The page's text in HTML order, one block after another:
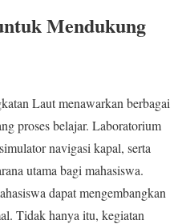
Mendukung
Laut menawarkan berbagai
proses belajar. Laboratorium
navigasi kapal, serta
utama bagi mahasiswa.
dapat mengembangkan
Tidak hanya itu, kegiatan